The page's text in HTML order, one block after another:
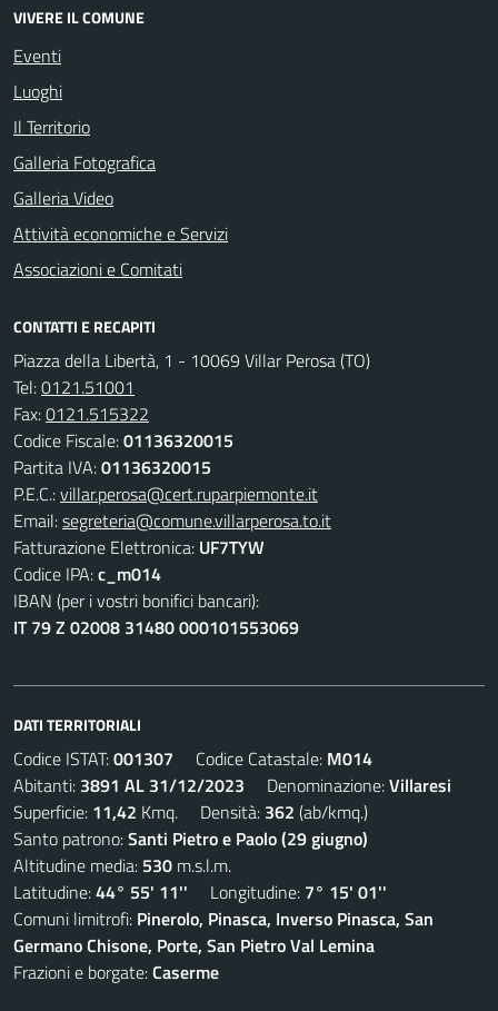
VIVERE IL COMUNE
Eventi
Luoghi
Il Territorio
Galleria Fotografica
Galleria Video
Attività economiche e Servizi
Associazioni e Comitati
CONTATTI E RECAPITI
Piazza della Libertà, 1 - 10069 Villar Perosa (TO)
Tel:0121.51001
Fax:0121.515322
Codice Fiscale:01136320015
Partita IVA:01136320015
P.E.C.:villar.perosa@cert.ruparpiemonte.it
Email:segreteria@comune.villarperosa.to.it
Fatturazione Elettronica: UF7TYW
Codice IPA:c_m014
IBAN (per i vostri bonifici bancari):
IT 79 Z 02008 31480 000101553069
DATI TERRITORIALI
Codice ISTAT:001307 Codice Catastale: M014
Abitanti: 3891 AL 31/12/2023 Denominazione:Villaresi
Superficie: 11,42 Kmq. Densità: 362 (ab/kmq.)
Santo patrono:Santi Pietro e Paolo (29 giugno)
Altitudine media: 530 m.s.l.m.
Latitudine:44° 55' 11'' Longitudine: 7° 15' 01''
Comuni limitrofi: Pinerolo, Pinasca, Inverso Pinasca, San
Germano Chisone, Porte, San Pietro Val Lemina
Frazioni e borgate:Caserme